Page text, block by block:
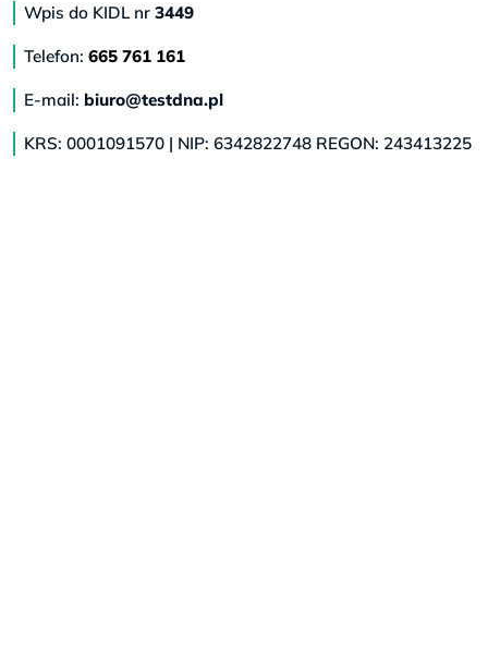
Wpis do KIDL nr 3449
Telefon: 665 761 161
E-mail: biuro@testdna.pl
KRS: 0001091570 | NIP: 6342822748 REGON: 243413225